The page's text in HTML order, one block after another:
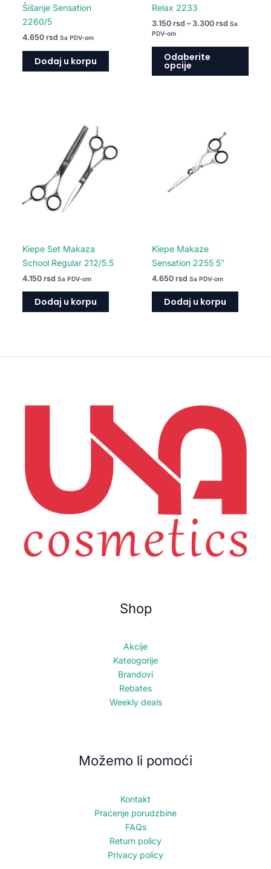
Šišanje Sensation
2260/5
4.650 rsd Sa PDV-om
Dodaj u korpu
Relax 2233
3.150 rsd – 3.300 rsd Sa
PDV-om
Odaberite
opcije
Kiepe Set Makaza
School Regular 212/5.5
4.150 rsd Sa PDV-om
Dodaj u korpu
Kiepe Makaze
Sensation 2255 5″
4.650 rsd Sa PDV-om
Dodaj u korpu
Shop
Akcije
Kateogorije
Brandovi
Rebates
Weekly deals
Možemo li pomoći
Kontakt
Praćenje porudzbine
FAQs
Return policy
Privacy policy